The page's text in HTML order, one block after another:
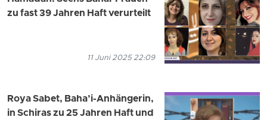
zu fast 39 Jahren Haft verurteilt
11 Juni 2025 22:09
Roya Sabet, Baha’i-Anhängerin,
in Schiras zu 25 Jahren Haft und